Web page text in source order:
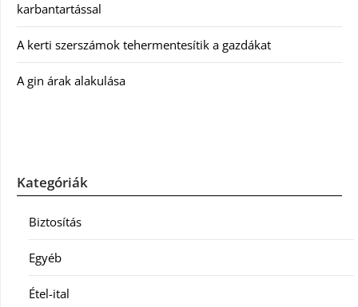
karbantartással
A kerti szerszámok tehermentesítik a gazdákat
A gin árak alakulása
Kategóriák
Biztosítás
Egyéb
Étel-ital